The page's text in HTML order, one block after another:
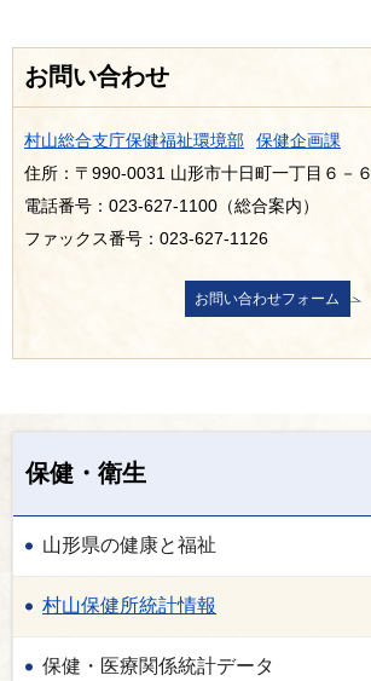
お問い合わせ
村山総合支庁保健福祉環境部
保健企画課
住所：〒990-0031 山形市十日町一丁目６－６
電話番号：023-627-1100（総合案内）
ファックス番号：023-627-1126
保健・衛生
山形県の健康と福祉
村山保健所統計情報
保健・医療関係統計データ